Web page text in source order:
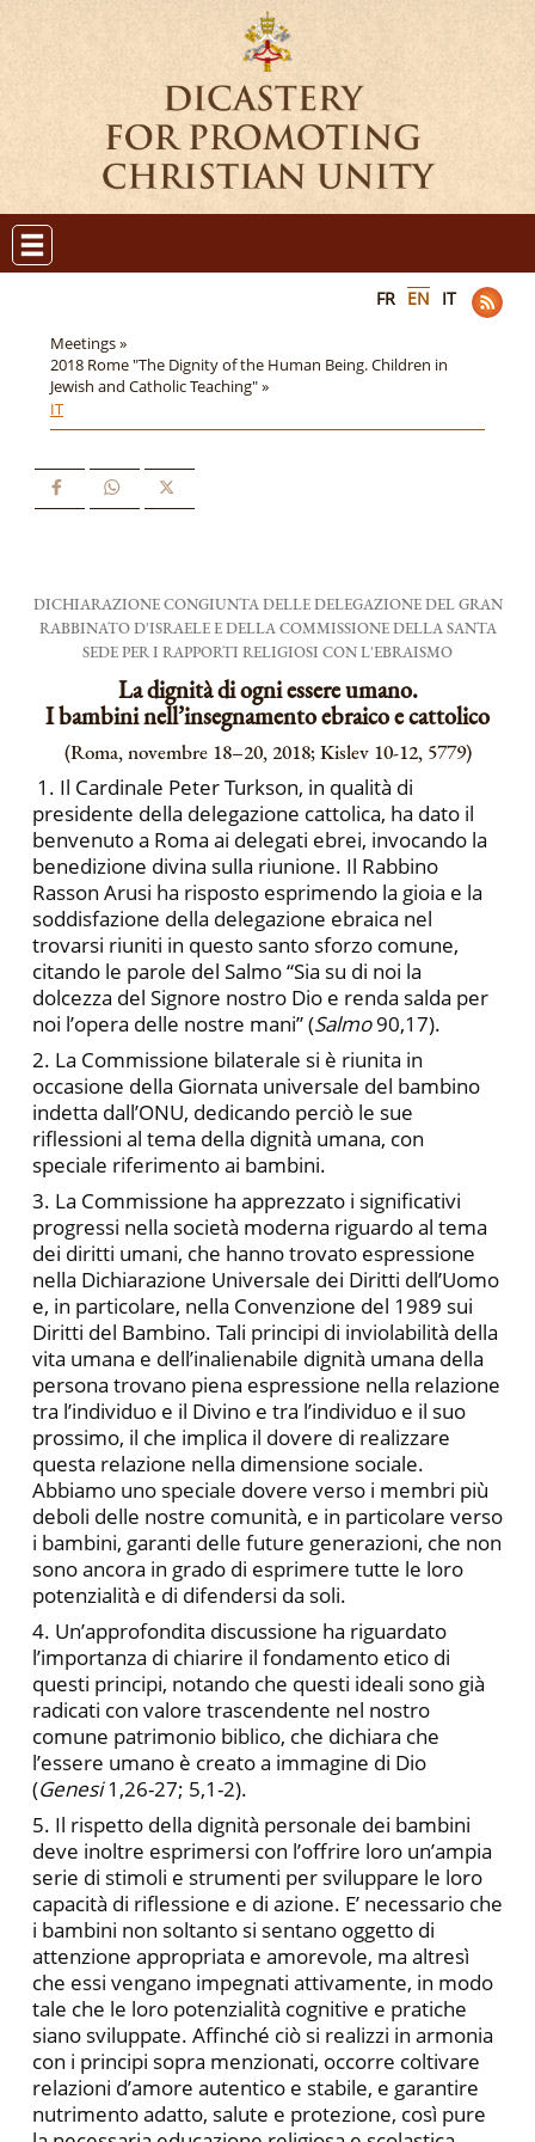
FR EN IT
Meetings »
2018 Rome "The Dignity of the Human Being. Children in
Jewish and Catholic Teaching" »
IT
DICHIARAZIONE CONGIUNTA DELLE DELEGAZIONE DEL GRAN
RABBINATO D'ISRAELE E DELLA COMMISSIONE DELLA SANTA
SEDE PER I RAPPORTI RELIGIOSI CON L'EBRAISMO
La dignità di ogni essere umano.
I bambini nell’insegnamento ebraico e cattolico
(Roma, novembre 18–20, 2018; Kislev 10-12, 5779)
1. Il Cardinale Peter Turkson, in qualità di
presidente della delegazione cattolica, ha dato il
benvenuto a Roma ai delegati ebrei, invocando la
benedizione divina sulla riunione. Il Rabbino
Rasson Arusi ha risposto esprimendo la gioia e la
soddisfazione della delegazione ebraica nel
trovarsi riuniti in questo santo sforzo comune,
citando le parole del Salmo “Sia su di noi la
dolcezza del Signore nostro Dio e renda salda per
noi l’opera delle nostre mani” (Salmo90,17).
2. La Commissione bilaterale si è riunita in
occasione della Giornata universale del bambino
indetta dall’ONU, dedicando perciò le sue
riflessioni al tema della dignità umana, con
speciale riferimento ai bambini.
3. La Commissione ha apprezzato i significativi
progressi nella società moderna riguardo al tema
dei diritti umani, che hanno trovato espressione
nella Dichiarazione Universale dei Diritti dell’Uomo
e, in particolare, nella Convenzione del 1989 sui
Diritti del Bambino. Tali principi di inviolabilità della
vita umana e dell’inalienabile dignità umana della
persona trovano piena espressione nella relazione
tra l’individuo e il Divino e tra l’individuo e il suo
prossimo, il che implica il dovere di realizzare
questa relazione nella dimensione sociale.
Abbiamo uno speciale dovere verso i membri più
deboli delle nostre comunità, e in particolare verso
i bambini, garanti delle future generazioni, che non
sono ancora in grado di esprimere tutte le loro
potenzialità e di difendersi da soli.
4. Un’approfondita discussione ha riguardato
l’importanza di chiarire il fondamento etico di
questi principi, notando che questi ideali sono già
radicati con valore trascendente nel nostro
comune patrimonio biblico, che dichiara che
l’essere umano è creato a immagine di Dio
(Genesi1,26-27; 5,1-2).
5. Il rispetto della dignità personale dei bambini
deve inoltre esprimersi con l’offrire loro un’ampia
serie di stimoli e strumenti per sviluppare le loro
capacità di riflessione e di azione. E’ necessario che
i bambini non soltanto si sentano oggetto di
attenzione appropriata e amorevole, ma altresì
che essi vengano impegnati attivamente, in modo
tale che le loro potenzialità cognitive e pratiche
siano sviluppate. Affinché ciò si realizzi in armonia
con i principi sopra menzionati, occorre coltivare
relazioni d’amore autentico e stabile, e garantire
nutrimento adatto, salute e protezione, così pure